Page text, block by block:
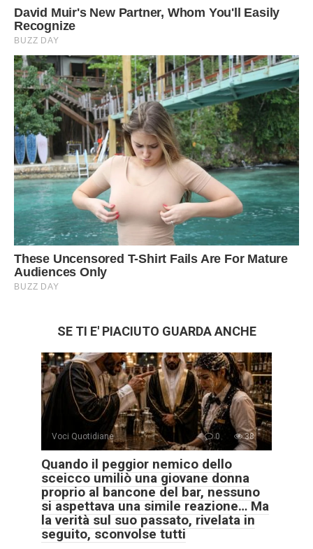
SE TI E' PIACIUTO GUARDA ANCHE
Voci Quotidiane 0 38
Quando il peggior nemico dello
sceicco umiliò una giovane donna
proprio al bancone del bar, nessuno
si aspettava una simile reazione… Ma
la verità sul suo passato, rivelata in
seguito, sconvolse tutti